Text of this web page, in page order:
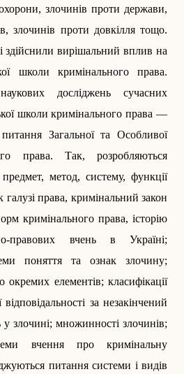
злочинів проти держави,
злочинів проти довкілля тощо.
здійснили вирішальний вплив на
школи кримінального права.
досліджень сучасних
школи кримінального права —
Загальної та Особливої
права. Так, розробляються
метод, систему, функції
галузі права, кримінальний закон
кримінального права, історію
правових вчень в Україні;
поняття та ознак злочину;
елементів; класифікації
за незакінчений
у злочині; множинності злочинів;
вчення про кримінальну
питання системи і видів